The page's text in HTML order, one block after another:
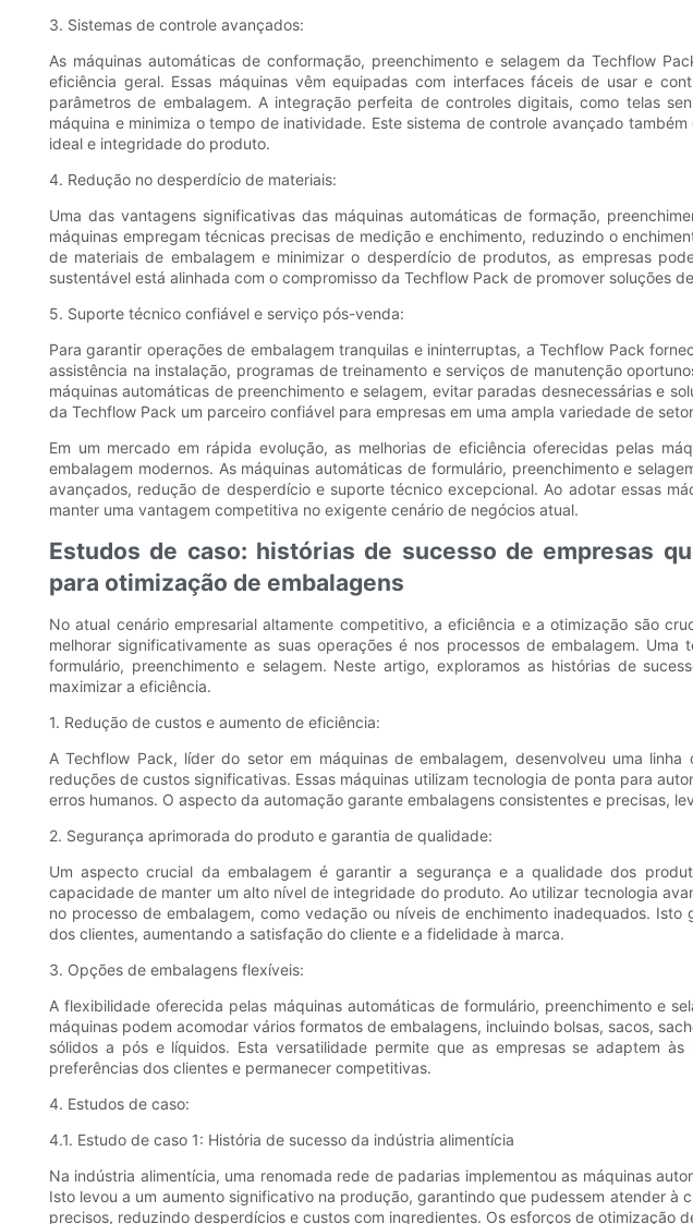
3. Sistemas de controle avançados:
As máquinas automáticas de conformação, preenchimento e selagem da Techflow
eficiência geral. Essas máquinas vêm equipadas com interfaces fáceis de usar e
parâmetros de embalagem. A integração perfeita de controles digitais, como telas
máquina e minimiza o tempo de inatividade. Este sistema de controle avançado
ideal e integridade do produto.
4. Redução no desperdício de materiais:
Uma das vantagens significativas das máquinas automáticas de formação,
máquinas empregam técnicas precisas de medição e enchimento, reduzindo o
de materiais de embalagem e minimizar o desperdício de produtos, as empresas
sustentável está alinhada com o compromisso da Techflow Pack de promover soluções
5. Suporte técnico confiável e serviço pós-venda:
Para garantir operações de embalagem tranquilas e ininterruptas, a Techflow Pack
assistência na instalação, programas de treinamento e serviços de manutenção
máquinas automáticas de preenchimento e selagem, evitar paradas desnecessárias e
da Techflow Pack um parceiro confiável para empresas em uma ampla variedade de
Em um mercado em rápida evolução, as melhorias de eficiência oferecidas pelas
embalagem modernos. As máquinas automáticas de formulário, preenchimento e
avançados, redução de desperdício e suporte técnico excepcional. Ao adotar essas
manter uma vantagem competitiva no exigente cenário de negócios atual.
Estudos de caso: histórias de sucesso de empresas
para otimização de embalagens
No atual cenário empresarial altamente competitivo, a eficiência e a otimização são
melhorar significativamente as suas operações é nos processos de embalagem.
formulário, preenchimento e selagem. Neste artigo, exploramos as histórias de
maximizar a eficiência.
1. Redução de custos e aumento de eficiência:
A Techflow Pack, líder do setor em máquinas de embalagem, desenvolveu uma
reduções de custos significativas. Essas máquinas utilizam tecnologia de ponta para
erros humanos. O aspecto da automação garante embalagens consistentes e precisas,
2. Segurança aprimorada do produto e garantia de qualidade:
Um aspecto crucial da embalagem é garantir a segurança e a qualidade dos
capacidade de manter um alto nível de integridade do produto. Ao utilizar tecnologia
no processo de embalagem, como vedação ou níveis de enchimento inadequados.
dos clientes, aumentando a satisfação do cliente e a fidelidade à marca.
3. Opções de embalagens flexíveis:
A flexibilidade oferecida pelas máquinas automáticas de formulário, preenchimento e
máquinas podem acomodar vários formatos de embalagens, incluindo bolsas, sacos,
sólidos a pós e líquidos. Esta versatilidade permite que as empresas se adaptem
preferências dos clientes e permanecer competitivas.
4. Estudos de caso:
4.1. Estudo de caso 1: História de sucesso da indústria alimentícia
Na indústria alimentícia, uma renomada rede de padarias implementou as máquinas
Isto levou a um aumento significativo na produção, garantindo que pudessem atender
precisos, reduzindo desperdícios e custos com ingredientes. Os esforços de